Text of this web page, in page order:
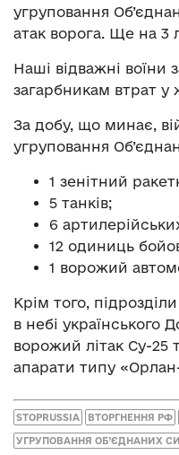
угруповання
атак ворога. Ще на 3
Наші відважні
загарбникам втрат у
За добу, що минає,
угруповання
1 зенітний
5 танків;
6
12 одиниць
1 ворожий
Крім того,
в небі українського
ворожий літак Су-25
апарати типу
STOPRUSSIA ВТОРГНЕННЯ РФ
УГРУПОВАННЯ ОБ’ЄДНАНИХ